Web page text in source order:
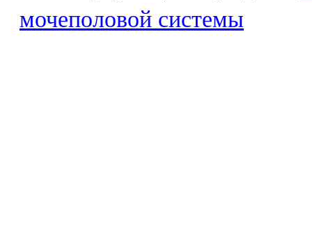
мочеполовой системы